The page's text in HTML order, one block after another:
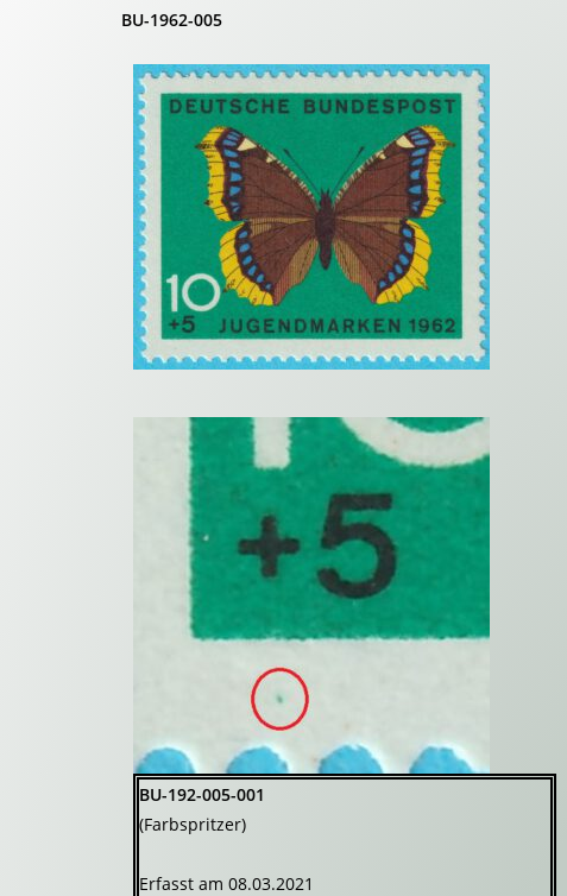
BU-1962-005
BU-192-005-001
(Farbspritzer)
Erfasst am 08.03.2021